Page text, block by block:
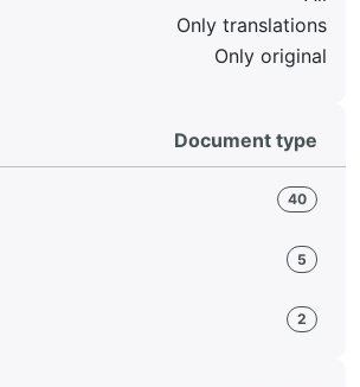
Only translations
Only original
Document type
40
5
2